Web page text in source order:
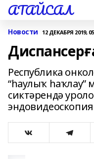
АТАЙСАЛ
Новости 12 ДЕКАБРЯ 2019,
Республика
“һаулыҡ
сиктәрендә